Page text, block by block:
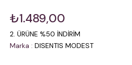
₺1.489,00
2. ÜRÜNE %50 İNDİRİM
Marka : DISENTIS MODEST